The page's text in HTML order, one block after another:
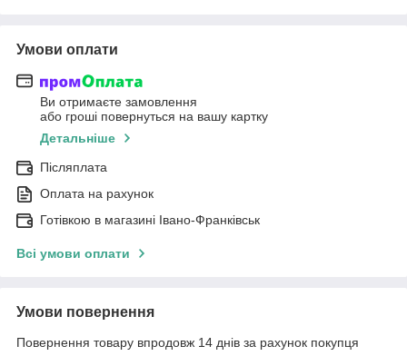
Умови оплати
Ви отримаєте замовлення
або гроші повернуться на вашу картку
Детальніше
Післяплата
Оплата на рахунок
Готівкою в магазині Івано-Франківськ
Всі умови оплати
Умови повернення
Повернення товару впродовж 14 днів за рахунок покупця